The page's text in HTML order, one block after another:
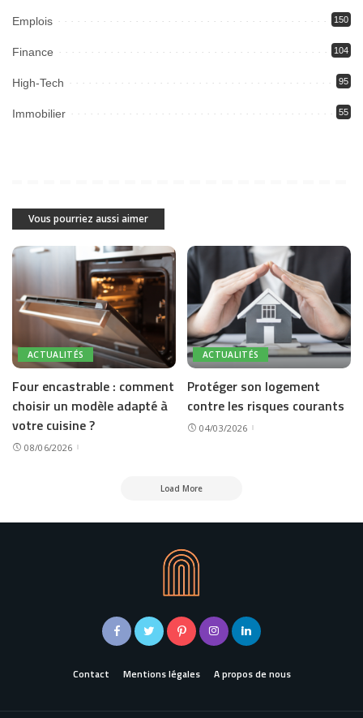
Emplois 150
Finance 104
High-Tech 95
Immobilier 55
Vous pourriez aussi aimer
ACTUALITÉS
Four encastrable : comment
choisir un modèle adapté à
votre cuisine ?
08/06/2026
ACTUALITÉS
Protéger son logement
contre les risques courants
04/03/2026
Load More
Contact Mentions légales A propos de nous